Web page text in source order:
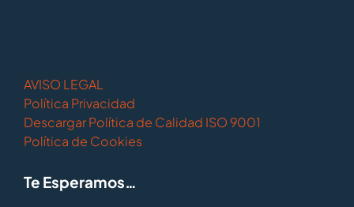
AVISO LEGAL
Política Privacidad
Descargar Política de Calidad ISO 9001
Política de Cookies
Te Esperamos…